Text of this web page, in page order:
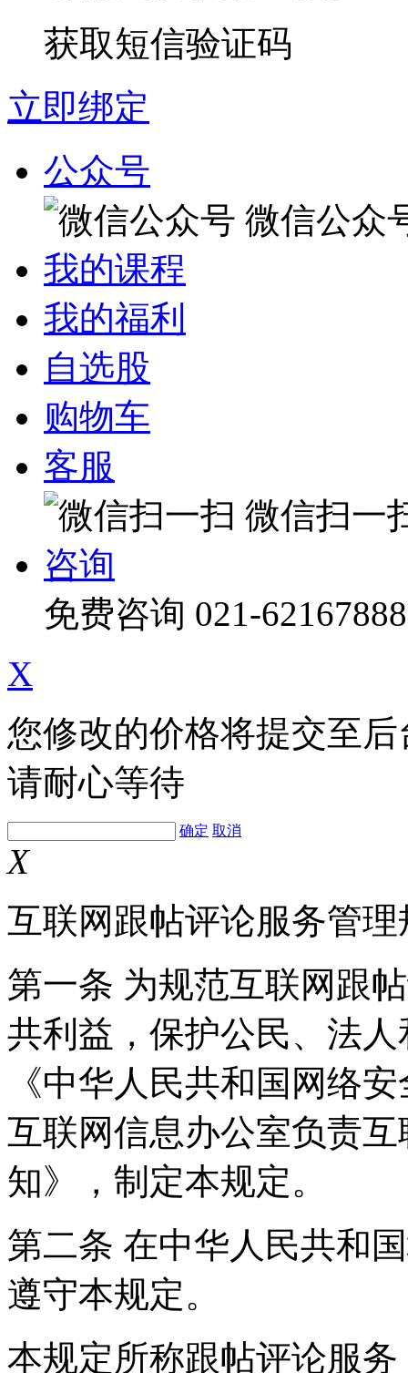
获取短信验证码
立即绑定
公众号
微信公众
我的课程
我的福利
自选股
购物车
客服
微信扫一
咨询
免费咨询 021-62167888
X
您修改的价格将提交至
请耐心等待
确定 取消
X
互联网跟帖评论服务管理
第一条 为规范互联网跟
共利益，保护公民、法
《中华人民共和国网络
互联网信息办公室负责
知》，制定本规定。
第二条 在中华人民共和
遵守本规定。
本规定所称跟帖评论服